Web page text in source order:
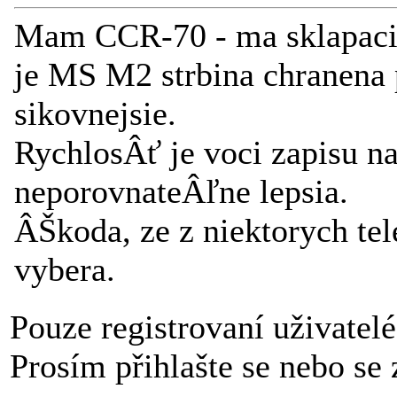
Mam CCR-70 - ma
je MS M2 strbina
sikovnejsie.
RychlosÂť je voci zapisu
neporovnateÂľne lepsia.
ÂŠkoda, ze z niektorych
vybera.
Pouze registrovaní
Prosím přihlašte se nebo